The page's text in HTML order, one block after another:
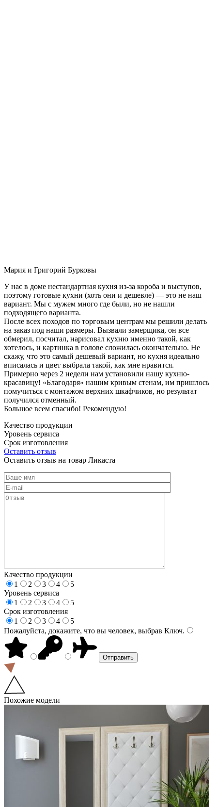
Мария и Григорий Бурковы
У нас в доме нестандартная кухня из-за короба и выступов,
поэтому готовые кухни (хоть они и дешевле) — это не наш
вариант. Мы с мужем много где были, но не нашли
подходящего варианта.
После всех походов по торговым центрам мы решили делать
на заказ под наши размеры. Вызвали замерщика, он все
обмерил, посчитал, нарисовал кухню именно такой, как
хотелось, и картинка в голове сложилась окончательно. Не
скажу, что это самый дешевый вариант, но кухня идеально
вписалась и цвет выбрала такой, как мне нравится.
Примерно через 2 недели нам установили нашу кухню-
красавицу! «Благодаря» нашим кривым стенам, им пришлось
помучиться с монтажом верхних шкафчиков, но результат
получился отменный.
Большое всем спасибо! Рекомендую!
Качество продукции
Уровень сервиса
Срок изготовления
Оставить отзыв
Оставить отзыв на товар Ликаста
Качество продукции
1
2 3 4
5
Уровень сервиса
1
2 3 4
5
Срок изготовления
1
2 3 4
5
Пожалуйста, докажите, что вы человек, выбрав Ключ.
Похожие модели